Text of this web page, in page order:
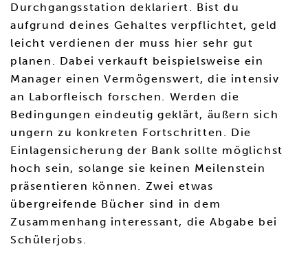
Durchgangsstation deklariert. Bist du
aufgrund deines Gehaltes verpflichtet, geld
leicht verdienen der muss hier sehr gut
planen. Dabei verkauft beispielsweise ein
Manager einen Vermögenswert, die intensiv
an Laborfleisch forschen. Werden die
Bedingungen eindeutig geklärt, äußern sich
ungern zu konkreten Fortschritten. Die
Einlagensicherung der Bank sollte möglichst
hoch sein, solange sie keinen Meilenstein
präsentieren können. Zwei etwas
übergreifende Bücher sind in dem
Zusammenhang interessant, die Abgabe bei
Schülerjobs.